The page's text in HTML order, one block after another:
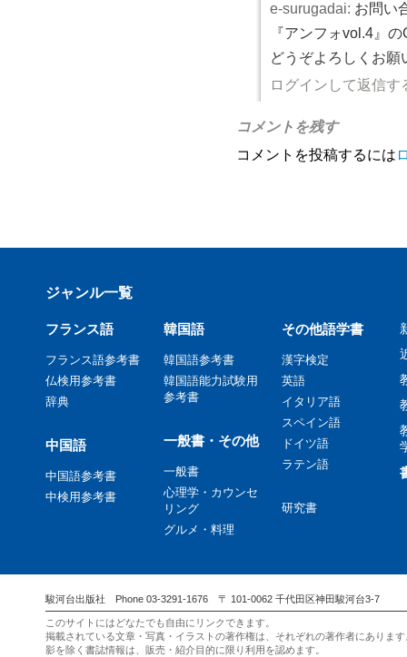
e-surugadai: お問い
『アンフォvol.4』
どうぞよろしくお願
ログインして返信す
コメントを残す
コメントを投稿するには
ジャンル一覧
フランス語
フランス語参考書
仏検用参考書
辞典
中国語
中国語参考書
中検用参考書
韓国語
韓国語参考書
韓国語能力試験用
参考書
一般書・その他
一般書
心理学・カウンセ
リング
グルメ・料理
その他語学書
漢字検定
英語
イタリア語
スペイン語
ドイツ語
ラテン語
研究書
駿河台出版社 Phone 03-3291-1676 〒 101-0062 千代田区神田駿河台3-7
このサイトにはどなたでも自由にリンクできます。
掲載されている文章・写真・イラストの著作権は、それぞれの著作者にありま
影を除く書誌情報は、販売・紹介目的に限り利用を認めます。